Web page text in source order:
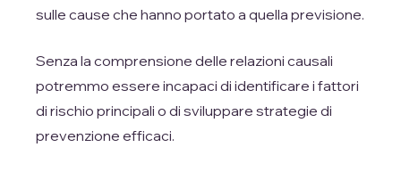
sulle cause che hanno portato a quella previsione.
Senza la comprensione delle relazioni causali
potremmo essere incapaci di identificare i fattori
di rischio principali o di sviluppare strategie di
prevenzione efficaci.